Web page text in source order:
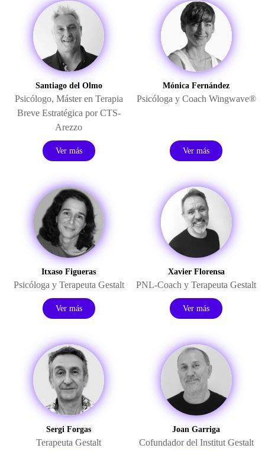
Santiago del Olmo
Psicólogo, Máster en Terapia
Breve Estratégica por CTS-
Arezzo
Ver más
Mónica Fernández
Psicóloga y Coach Wingwave®
Ver más
Itxaso Figueras
Psicóloga y Terapeuta Gestalt
Ver más
Xavier Florensa
PNL-Coach y Terapeuta Gestalt
Ver más
Sergi Forgas
Terapeuta Gestalt
Joan Garriga
Cofundador del Institut Gestalt